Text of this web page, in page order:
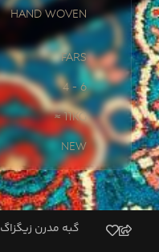
Hand woven
Fars
4 - 6
≈ 11kg
New
/ GB-3743 – گبه مدرن زیگزاگ